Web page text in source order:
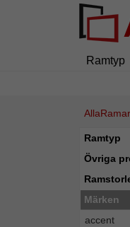
Ramtyp
Ramtyp
Övriga
Märken
accent